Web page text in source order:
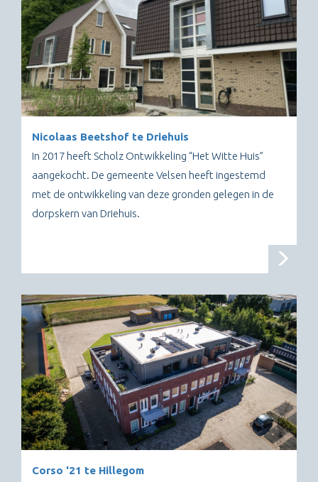
Nicolaas Beetshof te Driehuis
In 2017 heeft Scholz Ontwikkeling “Het Witte Huis”
aangekocht. De gemeente Velsen heeft ingestemd
met de ontwikkeling van deze gronden gelegen in de
dorpskern van Driehuis.
Corso '21 te Hillegom